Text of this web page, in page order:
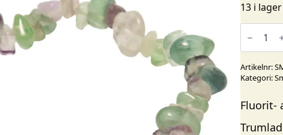
13 i lager
Fluorit
mängd
Artikelnr:
Kategori:
Fluorit-